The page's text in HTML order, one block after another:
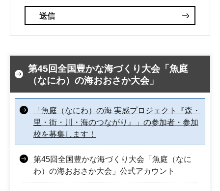
第45回全国豊かな海づくり大会「魚庭
（なにわ）の海おおさか大会」
「魚庭（なにわ）の海 実感プロジェクト『森・
里・街・川・海のつながり』」の参加者・参加
校を募集します！
第45回全国豊かな海づくり大会「魚庭（なに
わ）の海おおさか大会」公式アカウント